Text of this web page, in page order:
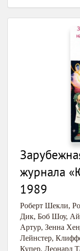
журнала
1989
Роберт Шекли,
Дик, Боб Шоу,
Артур, Зенна
Лейнстер,
Купер, Леонард